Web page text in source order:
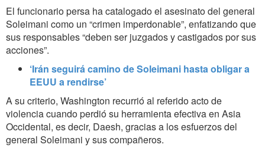
El funcionario persa ha catalogado el asesinato del general
Soleimani como un “crimen imperdonable”, enfatizando que
sus responsables “deben ser juzgados y castigados por sus
acciones”.
‘Irán seguirá camino de Soleimani hasta obligar a
EEUU a rendirse’
A su criterio, Washington recurrió al referido acto de
violencia cuando perdió su herramienta efectiva en Asia
Occidental, es decir, Daesh, gracias a los esfuerzos del
general Soleimani y sus compañeros.